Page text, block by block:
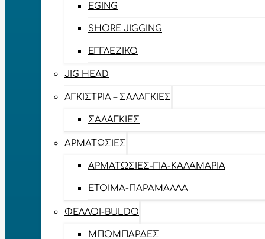
EGING
SHORE JIGGING
ΕΓΓΛΈΖΙΚΟ
JIG HEAD
ΑΓΚΊΣΤΡΙΑ – ΣΑΛΑΓΚΙΈΣ
ΣΑΛΑΓΚΙΈΣ
ΑΡΜΑΤΩΣΙΈΣ
ΑΡΜΑΤΩΣΙΈΣ-ΓΙΑ-ΚΑΛΑΜΆΡΙΑ
ΈΤΟΙΜΑ-ΠΑΡΆΜΑΛΛΑ
ΦΕΛΛΟΊ-BULDO
ΜΠΟΜΠΆΡΔΕΣ